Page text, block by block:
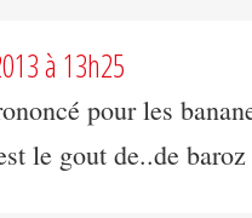
à 13h25
pour les
le gout de..de baroz